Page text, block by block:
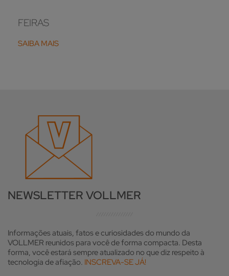
FEIRAS
SAIBA MAIS
NEWSLETTER VOLLMER
Informações atuais, fatos e curiosidades do mundo da
VOLLMER reunidos para você de forma compacta. Desta
forma, você estará sempre atualizado no que diz respeito à
tecnologia de afiação. INSCREVA-SE JÁ!